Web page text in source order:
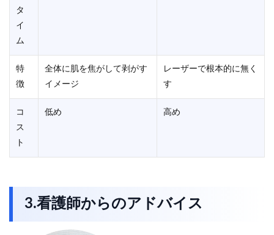
タ
イ
ム
特
徴
全体に肌を焦がして剥がす
イメージ
レーザーで根本的に無く
す
コ
ス
ト
低め 高め
3.看護師からのアドバイス